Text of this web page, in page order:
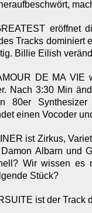
eröffnet
Tracks dominiert
Billie Eilish
DE MA
Nach 3:30 Min
80er
einen Vocoder
ist Zirkus,
Damon Albarn und
Wir wissen
Stück?
ist der Track